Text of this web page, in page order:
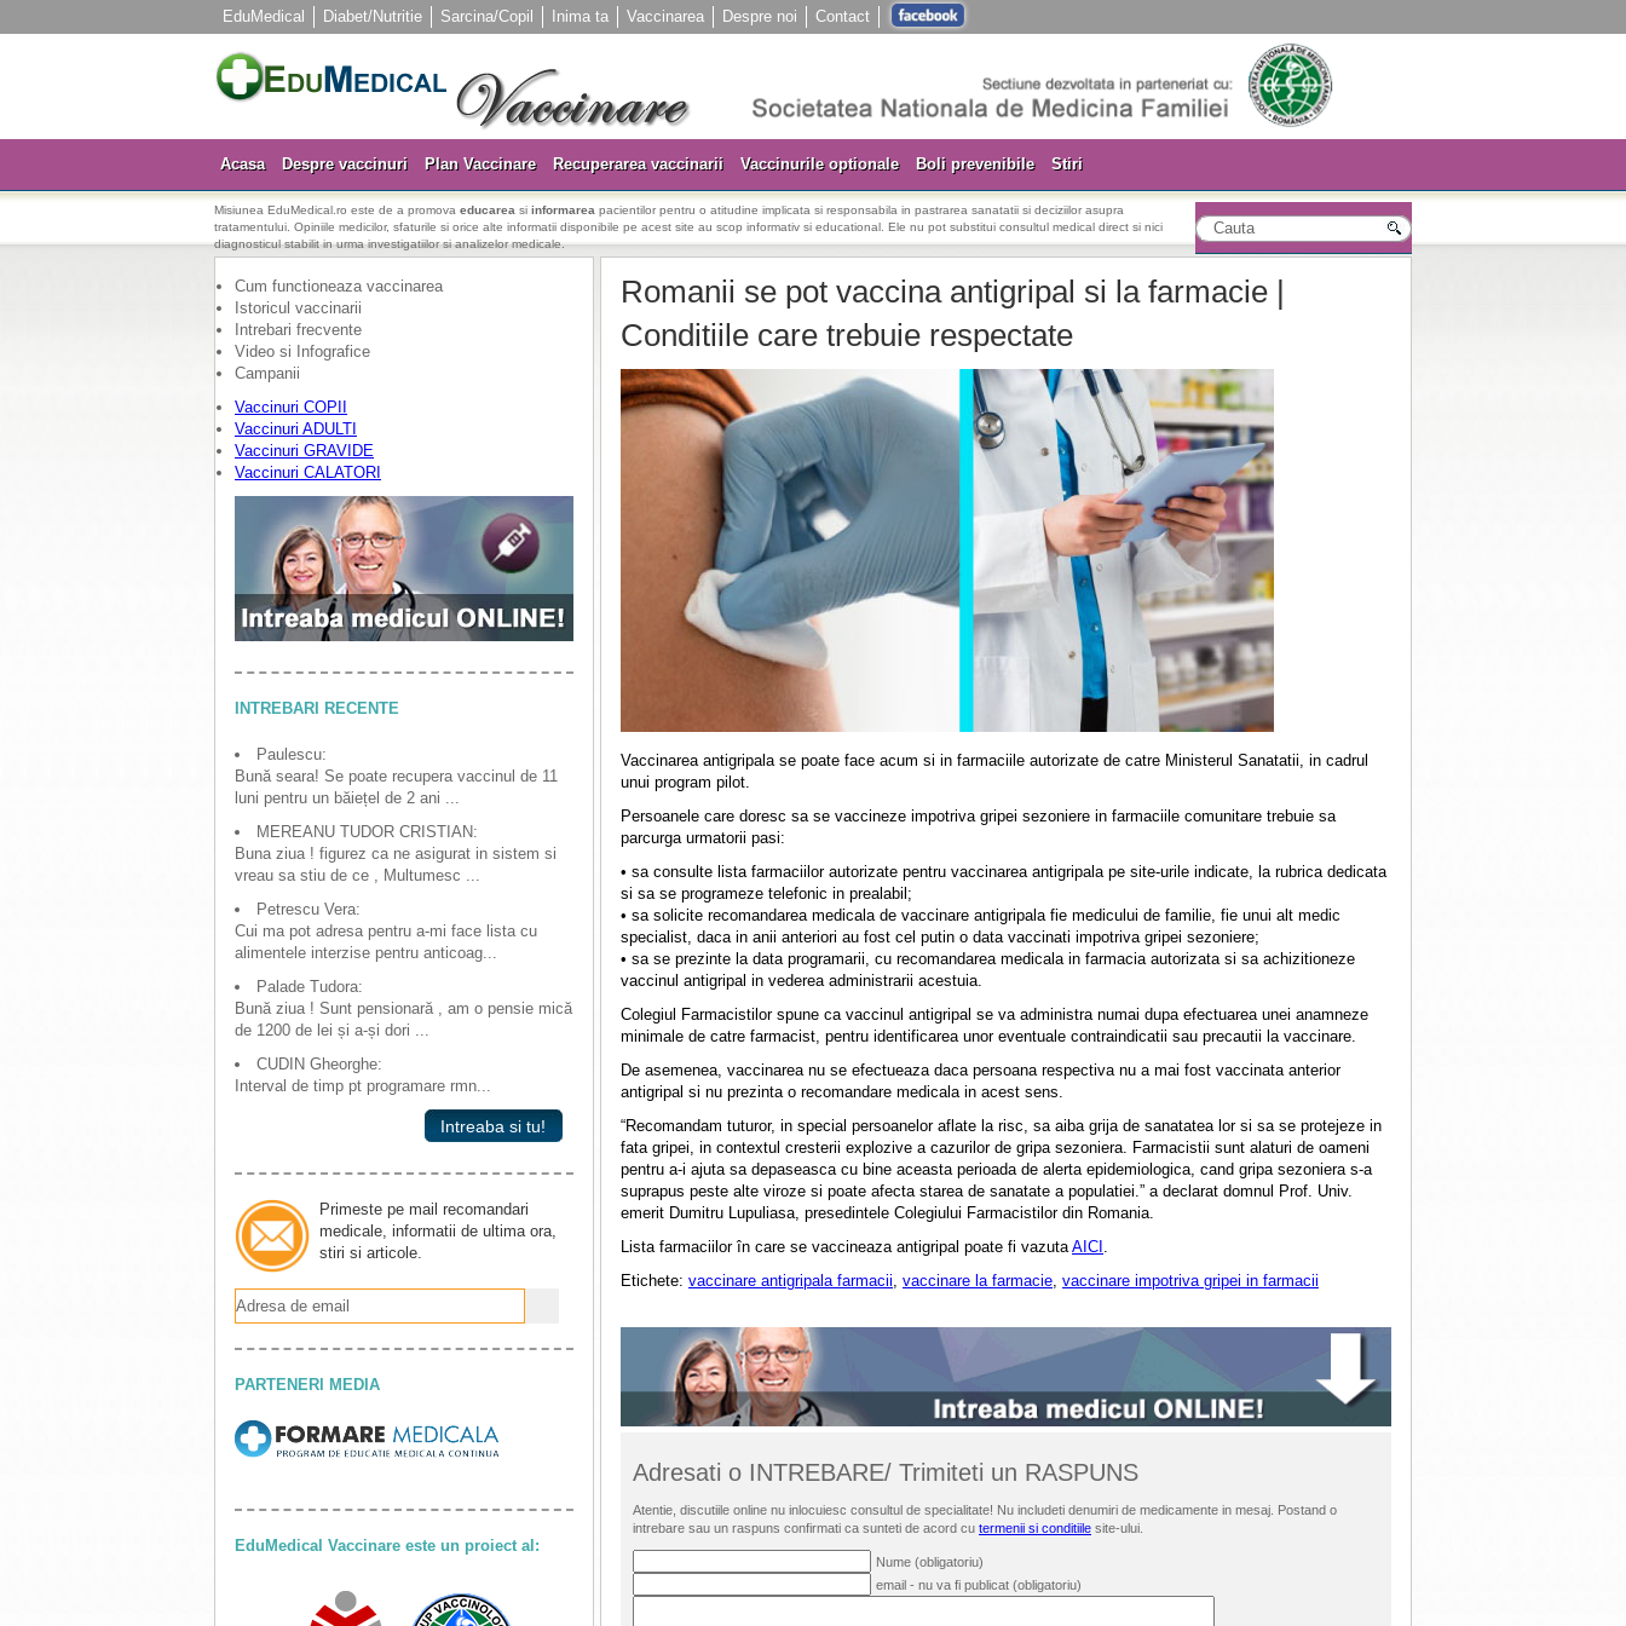
EduMedical Diabet/Nutritie Sarcina/Copil Inima ta Vaccinarea Despre noi Contact
Acasa Despre vaccinuri Plan Vaccinare Recuperarea vaccinarii Vaccinurile optionale Boli prevenibile Stiri
Misiunea EduMedical.ro este de a promova educarea si informarea pacientilor pentru o atitudine implicata si responsabila in pastrarea sanatatii si deciziilor asupra
tratamentului. Opiniile medicilor, sfaturile si orice alte informatii disponibile pe acest site au scop informativ si educational. Ele nu pot substitui consultul medical direct si nici
diagnosticul stabilit in urma investigatiilor si analizelor medicale.
Cum functioneaza vaccinarea
Istoricul vaccinarii
Intrebari frecvente
Video si Infografice
Campanii
Vaccinuri COPII
Vaccinuri ADULTI
Vaccinuri GRAVIDE
Vaccinuri CALATORI
INTREBARI RECENTE
Paulescu:
Bună seara! Se poate recupera vaccinul de 11
luni pentru un băiețel de 2 ani ...
MEREANU TUDOR CRISTIAN:
Buna ziua ! figurez ca ne asigurat in sistem si
vreau sa stiu de ce , Multumesc ...
Petrescu Vera:
Cui ma pot adresa pentru a-mi face lista cu
alimentele interzise pentru anticoag...
Palade Tudora:
Bună ziua ! Sunt pensionară , am o pensie mică
de 1200 de lei și a-și dori ...
CUDIN Gheorghe:
Interval de timp pt programare rmn...
Intreaba si tu!
Primeste pe mail recomandari
medicale, informatii de ultima ora,
stiri si articole.
PARTENERI MEDIA
EduMedical Vaccinare este un proiect al:
Romanii se pot vaccina antigripal si la farmacie |
Conditiile care trebuie respectate
Vaccinarea antigripala se poate face acum si in farmaciile autorizate de catre Ministerul Sanatatii, in cadrul
unui program pilot.
Persoanele care doresc sa se vaccineze impotriva gripei sezoniere in farmaciile comunitare trebuie sa
parcurga urmatorii pasi:
• sa consulte lista farmaciilor autorizate pentru vaccinarea antigripala pe site-urile indicate, la rubrica dedicata
si sa se programeze telefonic in prealabil;
• sa solicite recomandarea medicala de vaccinare antigripala fie medicului de familie, fie unui alt medic
specialist, daca in anii anteriori au fost cel putin o data vaccinati impotriva gripei sezoniere;
• sa se prezinte la data programarii, cu recomandarea medicala in farmacia autorizata si sa achizitioneze
vaccinul antigripal in vederea administrarii acestuia.
Colegiul Farmacistilor spune ca vaccinul antigripal se va administra numai dupa efectuarea unei anamneze
minimale de catre farmacist, pentru identificarea unor eventuale contraindicatii sau precautii la vaccinare.
De asemenea, vaccinarea nu se efectueaza daca persoana respectiva nu a mai fost vaccinata anterior
antigripal si nu prezinta o recomandare medicala in acest sens.
“Recomandam tuturor, in special persoanelor aflate la risc, sa aiba grija de sanatatea lor si sa se protejeze in
fata gripei, in contextul cresterii explozive a cazurilor de gripa sezoniera. Farmacistii sunt alaturi de oameni
pentru a-i ajuta sa depaseasca cu bine aceasta perioada de alerta epidemiologica, cand gripa sezoniera s-a
suprapus peste alte viroze si poate afecta starea de sanatate a populatiei.” a declarat domnul Prof. Univ.
emerit Dumitru Lupuliasa, presedintele Colegiului Farmacistilor din Romania.
Lista farmaciilor în care se vaccineaza antigripal poate fi vazuta AICI
Etichete: vaccinare antigripala farmacii vaccinare la farmacie vaccinare impotriva gripei in farmacii
Adresati o INTREBARE/ Trimiteti un RASPUNS
Atentie, discutiile online nu inlocuiesc consultul de specialitate! Nu includeti denumiri de medicamente in mesaj. Postand o
intrebare sau un raspuns confirmati ca sunteti de acord cu termenii si conditiile site-ului.
Nume (obligatoriu)
email - nu va fi publicat (obligatoriu)